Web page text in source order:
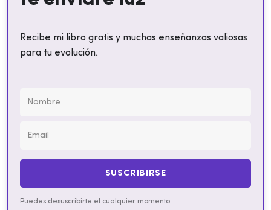
Recibe mi libro gratis y muchas enseñanzas valiosas
para tu evolución.
SUSCRIBIRSE
Puedes desuscribirte el cualquier momento.